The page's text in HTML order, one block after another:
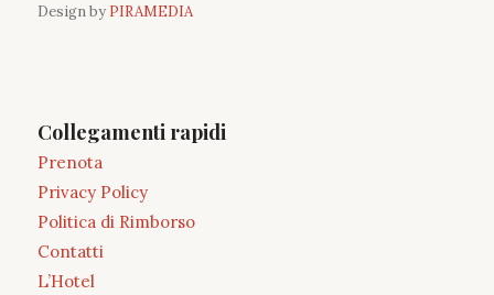
Design by PIRAMEDIA
Collegamenti rapidi
Prenota
Privacy Policy
Politica di Rimborso
Contatti
L’Hotel